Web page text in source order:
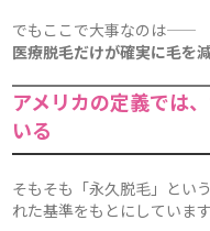
でもここで大事なのは――
医療脱毛だけが確実に毛を
アメリカの定義では
いる
そもそも「永久脱毛」とい
れた基準をもとにしています